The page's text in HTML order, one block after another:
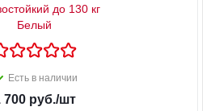
до 130 кг
Белый
Есть в наличии
700руб./шт